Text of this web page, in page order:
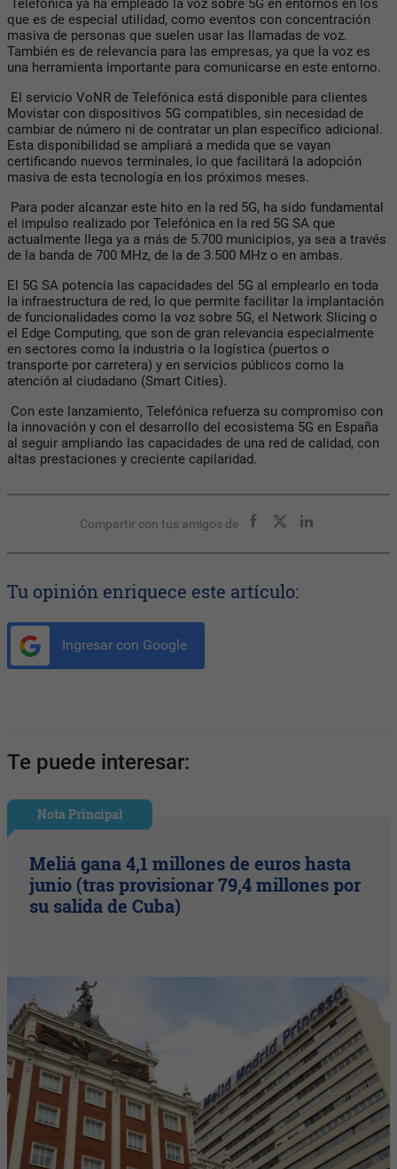
Telefónica ya ha empleado la voz sobre 5G en entornos en los
que es de especial utilidad, como eventos con concentración
masiva de personas que suelen usar las llamadas de voz.
También es de relevancia para las empresas, ya que la voz es
una herramienta importante para comunicarse en este entorno.
El servicio VoNR de Telefónica está disponible para clientes
Movistar con dispositivos 5G compatibles, sin necesidad de
cambiar de número ni de contratar un plan específico adicional.
Esta disponibilidad se ampliará a medida que se vayan
certificando nuevos terminales, lo que facilitará la adopción
masiva de esta tecnología en los próximos meses.
Para poder alcanzar este hito en la red 5G, ha sido fundamental
el impulso realizado por Telefónica en la red 5G SA que
actualmente llega ya a más de 5.700 municipios, ya sea a través
de la banda de 700 MHz, de la de 3.500 MHz o en ambas.
El 5G SA potencia las capacidades del 5G al emplearlo en toda
la infraestructura de red, lo que permite facilitar la implantación
de funcionalidades como la voz sobre 5G, el Network Slicing o
el Edge Computing, que son de gran relevancia especialmente
en sectores como la industria o la logística (puertos o
transporte por carretera) y en servicios públicos como la
atención al ciudadano (Smart Cities).
Con este lanzamiento, Telefónica refuerza su compromiso con
la innovación y con el desarrollo del ecosistema 5G en España
al seguir ampliando las capacidades de una red de calidad, con
altas prestaciones y creciente capilaridad.
Compartir con tus amigos de
Tu opinión enriquece este artículo:
Ingresar con Google
Te puede interesar:
Nota Principal
Meliá gana 4,1 millones de euros hasta
junio (tras provisionar 79,4 millones por
su salida de Cuba)